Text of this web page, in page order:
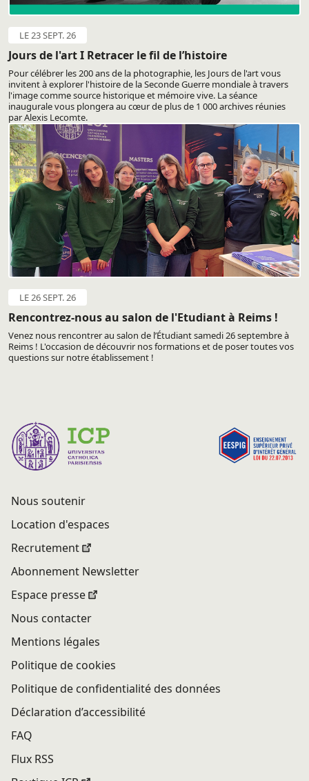
LE 23 SEPT. 26
Jours de l'art I Retracer le fil de l’histoire
Pour célébrer les 200 ans de la photographie, les Jours de l'art vous
invitent à explorer l'histoire de la Seconde Guerre mondiale à travers
l'image comme source historique et mémoire vive. La séance
inaugurale vous plongera au cœur de plus de 1 000 archives réunies
par Alexis Lecomte.
LE 26 SEPT. 26
Rencontrez-nous au salon de l'Etudiant à Reims !
Venez nous rencontrer au salon de l’Étudiant samedi 26 septembre à
Reims ! L'occasion de découvrir nos formations et de poser toutes vos
questions sur notre établissement !
Nous soutenir
Location d'espaces
Recrutement
Abonnement Newsletter
Espace presse
Nous contacter
Mentions légales
Politique de cookies
Politique de confidentialité des données
Déclaration d’accessibilité
FAQ
Flux RSS